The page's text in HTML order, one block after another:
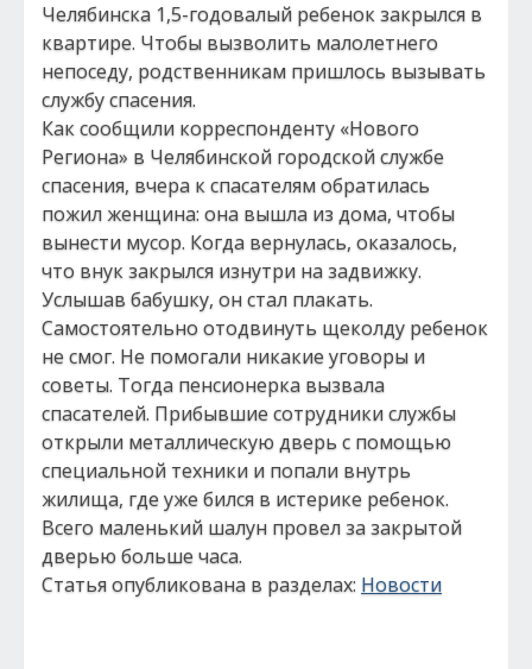
Челябинска 1,5-годовалый ребенок закрылся в
квартире. Чтобы вызволить малолетнего
непоседу, родственникам пришлось вызывать
службу спасения.
Как сообщили корреспонденту «Нового
Региона» в Челябинской городской службе
спасения, вчера к спасателям обратилась
пожил женщина: она вышла из дома, чтобы
вынести мусор. Когда вернулась, оказалось,
что внук закрылся изнутри на задвижку.
Услышав бабушку, он стал плакать.
Самостоятельно отодвинуть щеколду ребенок
не смог. Не помогали никакие уговоры и
советы. Тогда пенсионерка вызвала
спасателей. Прибывшие сотрудники службы
открыли металлическую дверь с помощью
специальной техники и попали внутрь
жилища, где уже бился в истерике ребенок.
Всего маленький шалун провел за закрытой
дверью больше часа.
Статья опубликована в разделах: Новости